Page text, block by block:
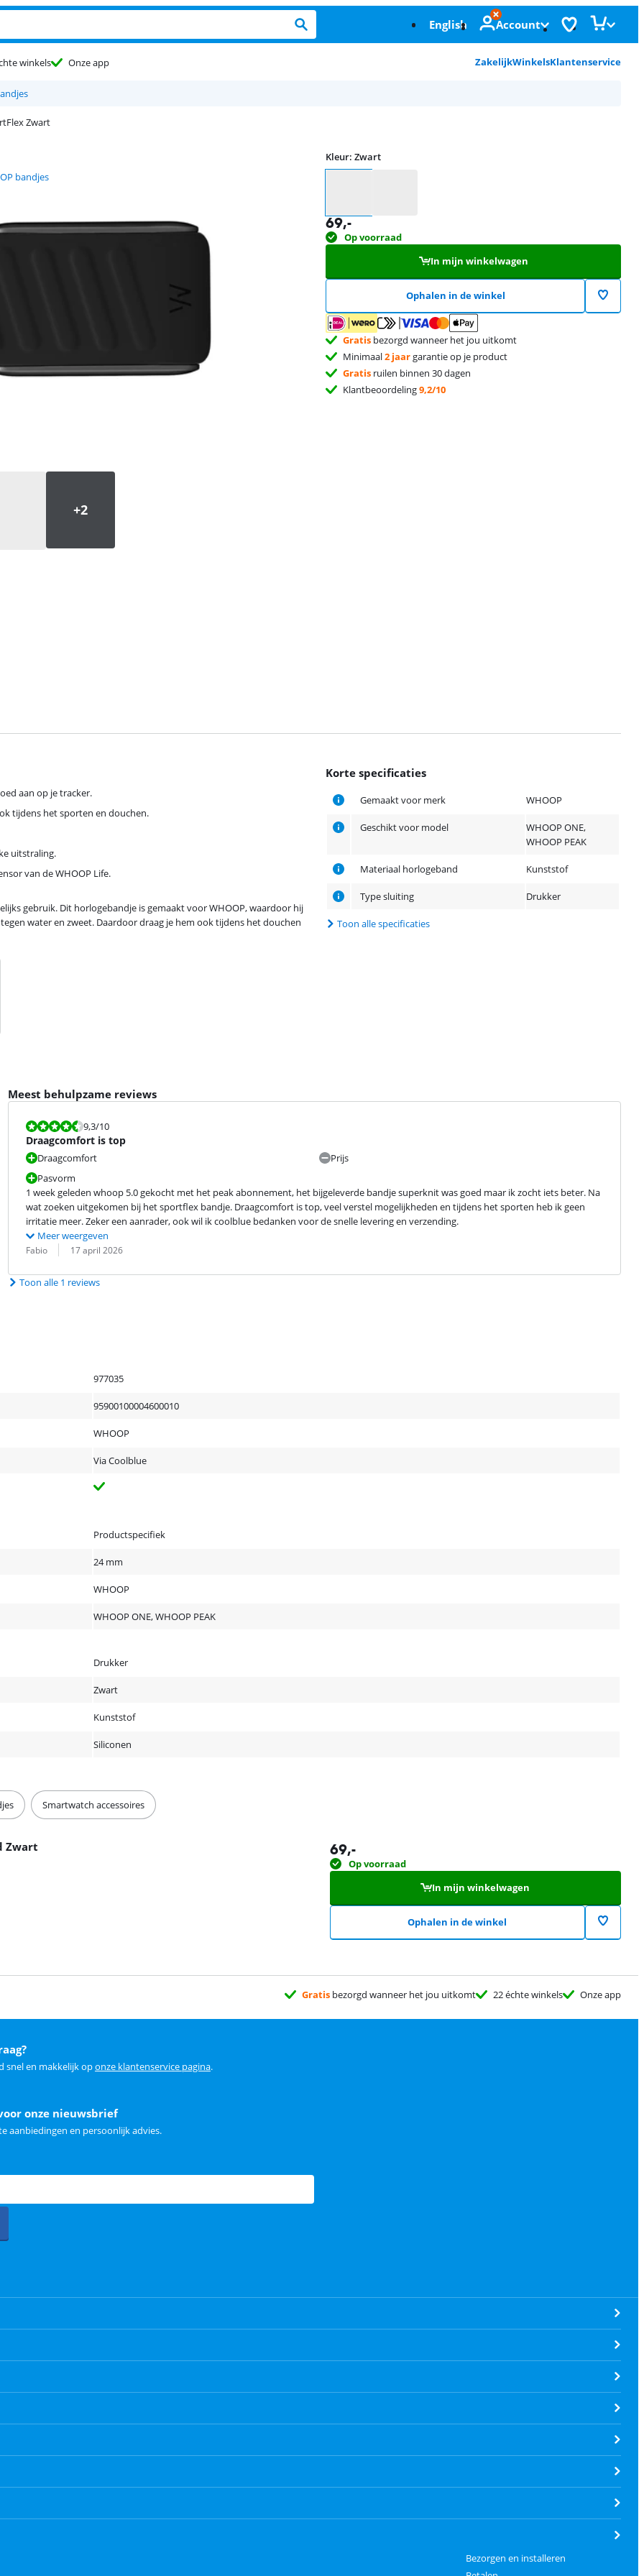
English Account
winkels Onze app ZakelijkWinkelsKlantenservice
Zwart
bandjes
Kleur:Zwart
69,-
Op voorraad
In mijn winkelwagen
Ophalen in de winkel
Gratis bezorgd wanneer het jou uitkomt
Minimaal2 jaargarantie op je product
Gratis ruilen binnen 30 dagen
Klantbeoordeling9,2/10
Korte specificaties
Gemaakt voor merk WHOOP
Geschikt voor model
WHOOP ONE,
WHOOP PEAK
Materiaal horlogeband Kunststof
Type sluiting Drukker
Toon alle specificaties
aan op je tracker.
tijdens het sporten en douchen.
uitstraling.
van de WHOOP Life.
gebruik. Dit horlogebandje is gemaakt voor WHOOP, waardoor hij
water en zweet. Daardoor draag je hem ook tijdens het douchen
Meest behulpzame reviews
Beoordeling is 9,3 van de 10.
9,3/10
Draagcomfort is top
Draagcomfort
Pasvorm
Prijs
1 week geleden whoop 5.0 gekocht met het peak abonnement, het bijgeleverde bandje superknit was goed maar ik zocht iets beter. Na
wat zoeken uitgekomen bij het sportflex bandje. Draagcomfort is top, veel verstel mogelijkheden en tijdens het sporten heb ik geen
irritatie meer. Zeker een aanrader, ook wil ik coolblue bedanken voor de snelle levering en verzending.
Meer weergeven
Beoordeling door:
Fabio
Datum: 17 april 2026
Toon alle 1 reviews
977035
95900100004600010
WHOOP
Via Coolblue
Productspecifiek
24 mm
WHOOP
WHOOP ONE, WHOOP PEAK
Drukker
Zwart
Kunststof
Siliconen
Smartwatch accessoires
Zwart 69,-
Op voorraad
In mijn winkelwagen
Ophalen in de winkel
Gratis bezorgd wanneer het jou uitkomt 22 échte winkels Onze app
snel en makkelijk oponze klantenservice pagina.
onze nieuwsbrief
aanbiedingen en persoonlijk advies.
Bezorgen en installeren